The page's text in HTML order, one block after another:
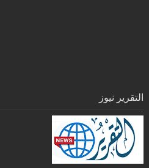
التقرير نيوز